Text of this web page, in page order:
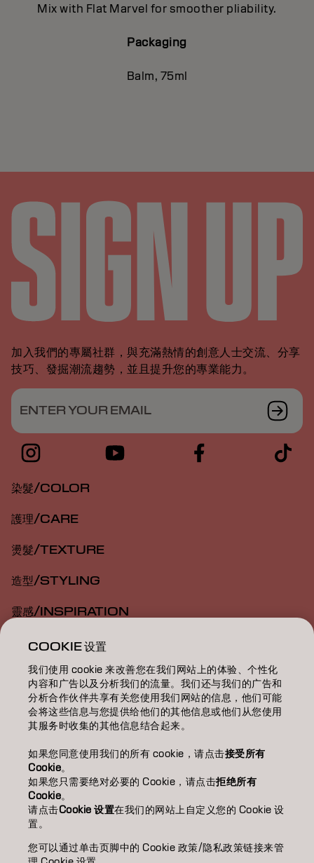
Mix with Flat Marvel for smoother pliability.
Packaging
Balm, 75ml
加入我們的專屬社群，與充滿熱情的創意人士交流、分享
技巧、發掘潮流趨勢，並且提升您的專業能力。
ENTER YOUR EMAIL
染髮/COLOR
護理/CARE
燙髮/TEXTURE
造型/STYLING
靈感/INSPIRATION
教育/EDUCATION
關於我們/ABOUT
成為合作夥伴
聯絡我們
ImprintPrivacy PolicyCookie Policy Terms Of Use
Accessibility
TW | Chinese (Traditional)
COOKIE 设置
我们使用 cookie 来改善您在我们网站上的体验、个性化
内容和广告以及分析我们的流量。我们还与我们的广告和
分析合作伙伴共享有关您使用我们网站的信息，他们可能
会将这些信息与您提供给他们的其他信息或他们从您使用
其服务时收集的其他信息结合起来。
如果您同意使用我们的所有 cookie，请点击接受所有
Cookie。
如果您只需要绝对必要的 Cookie，请点击拒绝所有
Cookie。
请点击Cookie 设置在我们的网站上自定义您的 Cookie 设
置。
您可以通过单击页脚中的 Cookie 政策/隐私政策链接来管